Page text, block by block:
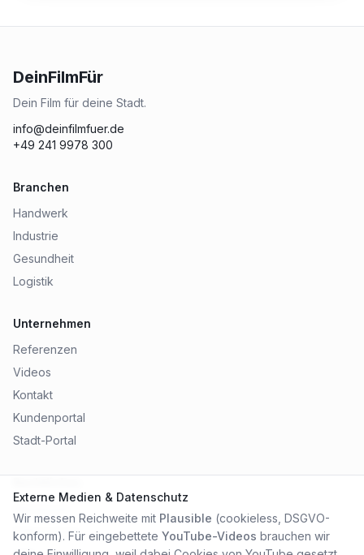
DeinFilmFür
Dein Film für deine Stadt.
info@deinfilmfuer.de
+49 241 9978 300
Branchen
Handwerk
Industrie
Gesundheit
Logistik
Unternehmen
Referenzen
Videos
Kontakt
Kundenportal
Stadt-Portal
Datenschutz
Externe Medien & Datenschutz
Wir messen Reichweite mit Plausible (cookieless, DSGVO-
konform). Für eingebettete YouTube-Videos brauchen wir